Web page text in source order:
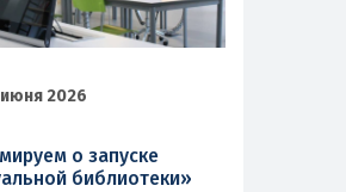
2026
о запуске
библиотеки»